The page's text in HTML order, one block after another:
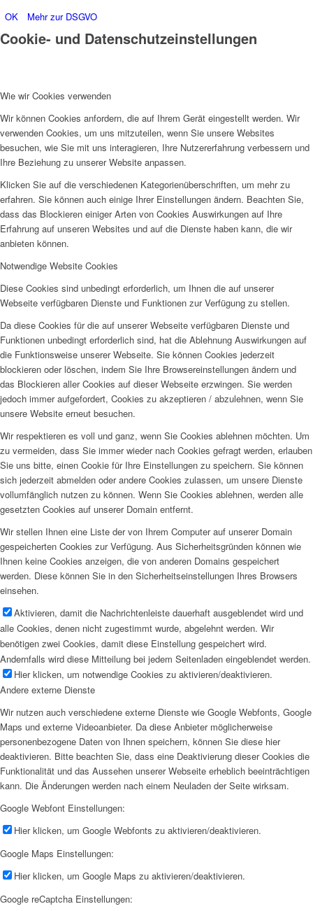
OK
Mehr zur DSGVO
Cookie- und Datenschutzeinstellungen
Wie wir Cookies verwenden
Wir können Cookies anfordern, die auf Ihrem Gerät eingestellt werden. Wir
verwenden Cookies, um uns mitzuteilen, wenn Sie unsere Websites
besuchen, wie Sie mit uns interagieren, Ihre Nutzererfahrung verbessern und
Ihre Beziehung zu unserer Website anpassen.
Klicken Sie auf die verschiedenen Kategorienüberschriften, um mehr zu
erfahren. Sie können auch einige Ihrer Einstellungen ändern. Beachten Sie,
dass das Blockieren einiger Arten von Cookies Auswirkungen auf Ihre
Erfahrung auf unseren Websites und auf die Dienste haben kann, die wir
anbieten können.
Notwendige Website Cookies
Diese Cookies sind unbedingt erforderlich, um Ihnen die auf unserer
Webseite verfügbaren Dienste und Funktionen zur Verfügung zu stellen.
Da diese Cookies für die auf unserer Webseite verfügbaren Dienste und
Funktionen unbedingt erforderlich sind, hat die Ablehnung Auswirkungen auf
die Funktionsweise unserer Webseite. Sie können Cookies jederzeit
blockieren oder löschen, indem Sie Ihre Browsereinstellungen ändern und
das Blockieren aller Cookies auf dieser Webseite erzwingen. Sie werden
jedoch immer aufgefordert, Cookies zu akzeptieren / abzulehnen, wenn Sie
unsere Website erneut besuchen.
Wir respektieren es voll und ganz, wenn Sie Cookies ablehnen möchten. Um
zu vermeiden, dass Sie immer wieder nach Cookies gefragt werden, erlauben
Sie uns bitte, einen Cookie für Ihre Einstellungen zu speichern. Sie können
sich jederzeit abmelden oder andere Cookies zulassen, um unsere Dienste
vollumfänglich nutzen zu können. Wenn Sie Cookies ablehnen, werden alle
gesetzten Cookies auf unserer Domain entfernt.
Wir stellen Ihnen eine Liste der von Ihrem Computer auf unserer Domain
gespeicherten Cookies zur Verfügung. Aus Sicherheitsgründen können wie
Ihnen keine Cookies anzeigen, die von anderen Domains gespeichert
werden. Diese können Sie in den Sicherheitseinstellungen Ihres Browsers
einsehen.
Aktivieren, damit die Nachrichtenleiste dauerhaft ausgeblendet wird und
alle Cookies, denen nicht zugestimmt wurde, abgelehnt werden. Wir
benötigen zwei Cookies, damit diese Einstellung gespeichert wird.
Andernfalls wird diese Mitteilung bei jedem Seitenladen eingeblendet werden.
Hier klicken, um notwendige Cookies zu aktivieren/deaktivieren.
Andere externe Dienste
Wir nutzen auch verschiedene externe Dienste wie Google Webfonts, Google
Maps und externe Videoanbieter. Da diese Anbieter möglicherweise
personenbezogene Daten von Ihnen speichern, können Sie diese hier
deaktivieren. Bitte beachten Sie, dass eine Deaktivierung dieser Cookies die
Funktionalität und das Aussehen unserer Webseite erheblich beeinträchtigen
kann. Die Änderungen werden nach einem Neuladen der Seite wirksam.
Google Webfont Einstellungen:
Hier klicken, um Google Webfonts zu aktivieren/deaktivieren.
Google Maps Einstellungen:
Hier klicken, um Google Maps zu aktivieren/deaktivieren.
Google reCaptcha Einstellungen: